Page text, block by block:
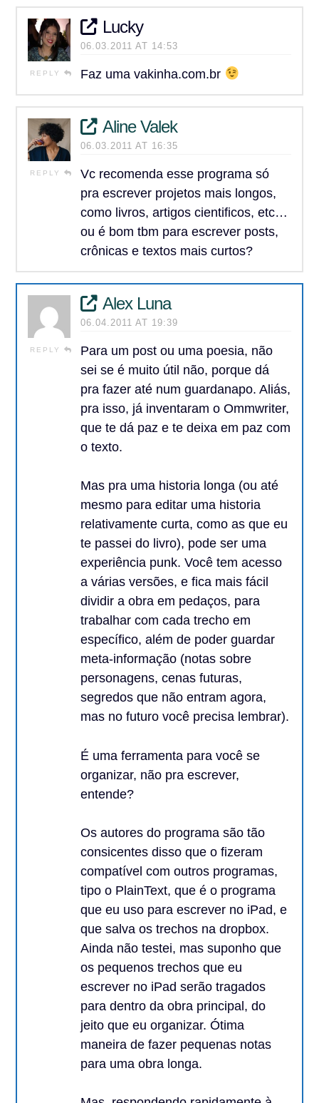
REPLY
Lucky
06.03.2011 AT 14:53
Faz uma vakinha.com.br
REPLY
Aline Valek
06.03.2011 AT 16:35
Vc recomenda esse programa só
pra escrever projetos mais longos,
como livros, artigos cientificos, etc…
ou é bom tbm para escrever posts,
crônicas e textos mais curtos?
REPLY
Alex Luna
06.04.2011 AT 19:39
Para um post ou uma poesia, não
sei se é muito útil não, porque dá
pra fazer até num guardanapo. Aliás,
pra isso, já inventaram o Ommwriter,
que te dá paz e te deixa em paz com
o texto.
Mas pra uma historia longa (ou até
mesmo para editar uma historia
relativamente curta, como as que eu
te passei do livro), pode ser uma
experiência punk. Você tem acesso
a várias versões, e fica mais fácil
dividir a obra em pedaços, para
trabalhar com cada trecho em
específico, além de poder guardar
meta-informação (notas sobre
personagens, cenas futuras,
segredos que não entram agora,
mas no futuro você precisa lembrar).
É uma ferramenta para você se
organizar, não pra escrever,
entende?
Os autores do programa são tão
consicentes disso que o fizeram
compatível com outros programas,
tipo o PlainText, que é o programa
que eu uso para escrever no iPad, e
que salva os trechos na dropbox.
Ainda não testei, mas suponho que
os pequenos trechos que eu
escrever no iPad serão tragados
para dentro da obra principal, do
jeito que eu organizar. Ótima
maneira de fazer pequenas notas
para uma obra longa.